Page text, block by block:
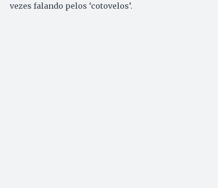
vezes falando pelos ‘cotovelos’.